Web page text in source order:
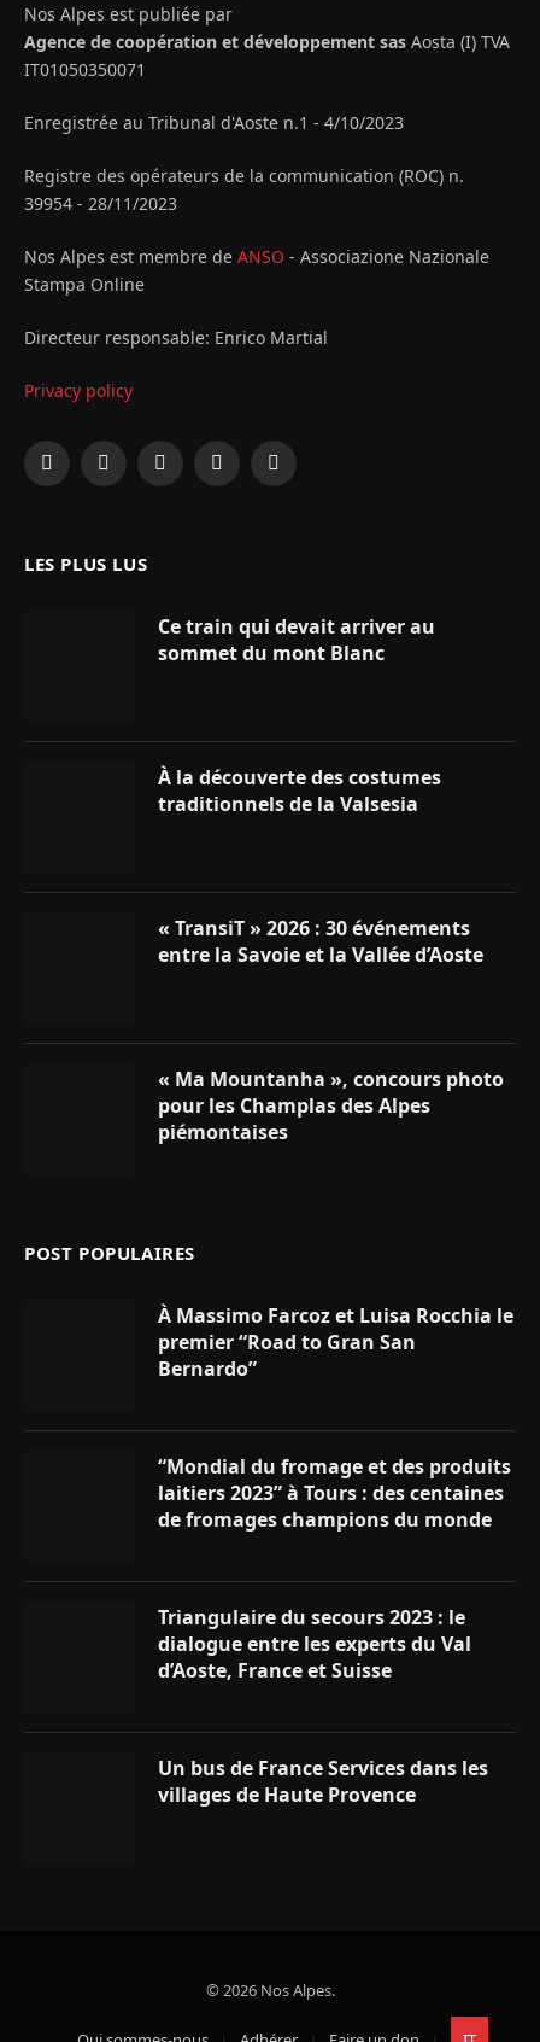
Nos Alpes est publiée par
Agence de coopération et développement sas Aosta (I) TVA
IT01050350071
Enregistrée au Tribunal d'Aoste n.1 - 4/10/2023
Registre des opérateurs de la communication (ROC) n.
39954 - 28/11/2023
Nos Alpes est membre de ANSO - Associazione Nazionale
Stampa Online
Directeur responsable: Enrico Martial
Privacy policy
Facebook
X
InstagramYouTubeLinkedIn
LES PLUS LUS
Ce train qui devait arriver au
sommet du mont Blanc
À la découverte des costumes
traditionnels de la Valsesia
« TransiT » 2026 : 30 événements
entre la Savoie et la Vallée d’Aoste
« Ma Mountanha », concours photo
pour les Champlas des Alpes
piémontaises
POST POPULAIRES
À Massimo Farcoz et Luisa Rocchia le
premier “Road to Gran San
Bernardo”
“Mondial du fromage et des produits
laitiers 2023” à Tours : des centaines
de fromages champions du monde
Triangulaire du secours 2023 : le
dialogue entre les experts du Val
d’Aoste, France et Suisse
Un bus de France Services dans les
villages de Haute Provence
© 2026 Nos Alpes.